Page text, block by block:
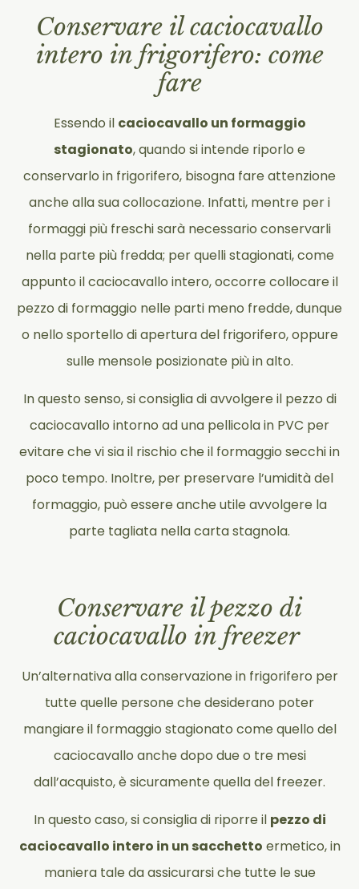
Conservare il caciocavallo
intero in frigorifero: come
fare
Essendo il caciocavallo un formaggio
stagionato, quando si intende riporlo e
conservarlo in frigorifero, bisogna fare attenzione
anche alla sua collocazione. Infatti, mentre per i
formaggi più freschi sarà necessario conservarli
nella parte più fredda; per quelli stagionati, come
appunto il caciocavallo intero, occorre collocare il
pezzo di formaggio nelle parti meno fredde, dunque
o nello sportello di apertura del frigorifero, oppure
sulle mensole posizionate più in alto.
In questo senso, si consiglia di avvolgere il pezzo di
caciocavallo intorno ad una pellicola in PVC per
evitare che vi sia il rischio che il formaggio secchi in
poco tempo. Inoltre, per preservare l’umidità del
formaggio, può essere anche utile avvolgere la
parte tagliata nella carta stagnola.
Conservare il pezzo di
caciocavallo in freezer
Un’alternativa alla conservazione in frigorifero per
tutte quelle persone che desiderano poter
mangiare il formaggio stagionato come quello del
caciocavallo anche dopo due o tre mesi
dall’acquisto, è sicuramente quella del freezer.
In questo caso, si consiglia di riporre il pezzo di
caciocavallo intero in un sacchetto ermetico, in
maniera tale da assicurarsi che tutte le sue